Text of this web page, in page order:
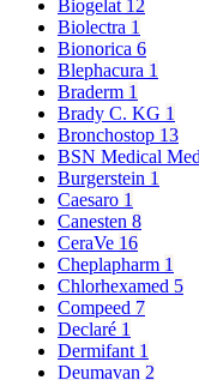
Biogelat 12
Biolectra 1
Bionorica 6
Blephacura 1
Braderm 1
Brady C. KG 1
Bronchostop 13
BSN Medical
Burgerstein 1
Caesaro 1
Canesten 8
CeraVe 16
Cheplapharm 1
Chlorhexamed 5
Compeed 7
Declaré 1
Dermifant 1
Deumavan 2